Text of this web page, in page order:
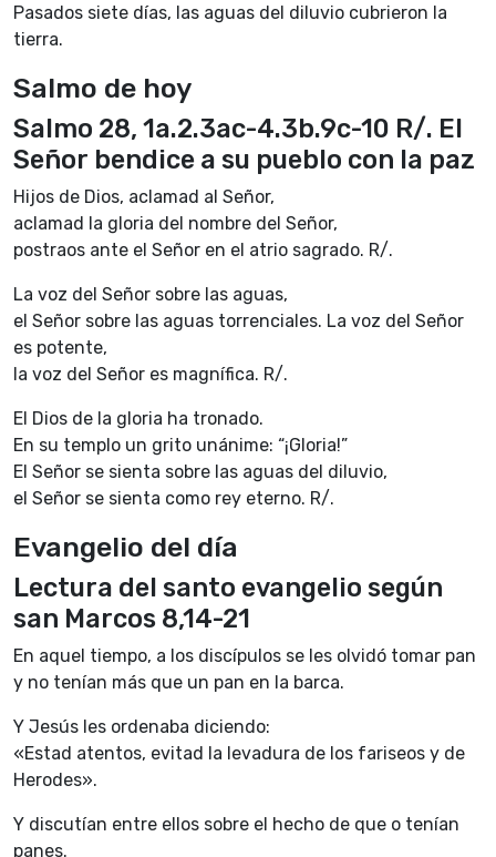
Pasados siete días, las aguas del diluvio cubrieron la
tierra.
Salmo de hoy
Salmo 28, 1a.2.3ac-4.3b.9c-10 R/. El
Señor bendice a su pueblo con la paz
Hijos de Dios, aclamad al Señor,
aclamad la gloria del nombre del Señor,
postraos ante el Señor en el atrio sagrado. R/.
La voz del Señor sobre las aguas,
el Señor sobre las aguas torrenciales. La voz del Señor
es potente,
la voz del Señor es magnífica. R/.
El Dios de la gloria ha tronado.
En su templo un grito unánime: “¡Gloria!”
El Señor se sienta sobre las aguas del diluvio,
el Señor se sienta como rey eterno. R/.
Evangelio del día
Lectura del santo evangelio según
san Marcos 8,14-21
En aquel tiempo, a los discípulos se les olvidó tomar pan
y no tenían más que un pan en la barca.
Y Jesús les ordenaba diciendo:
«Estad atentos, evitad la levadura de los fariseos y de
Herodes».
Y discutían entre ellos sobre el hecho de que o tenían
panes.